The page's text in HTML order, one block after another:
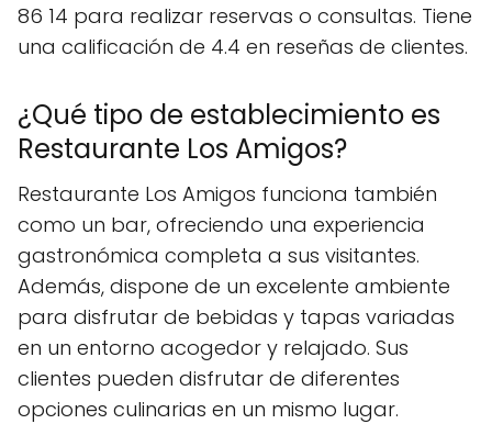
86 14 para realizar reservas o consultas. Tiene
una calificación de 4.4 en reseñas de clientes.
¿Qué tipo de establecimiento es
Restaurante Los Amigos?
Restaurante Los Amigos funciona también
como un bar, ofreciendo una experiencia
gastronómica completa a sus visitantes.
Además, dispone de un excelente ambiente
para disfrutar de bebidas y tapas variadas
en un entorno acogedor y relajado. Sus
clientes pueden disfrutar de diferentes
opciones culinarias en un mismo lugar.